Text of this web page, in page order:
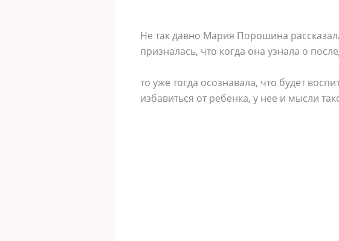
Не так давно Мария Порошина
призналась, что когда она узнала о
то уже тогда осознавала, что будет
избавиться от ребенка, у нее и мысли